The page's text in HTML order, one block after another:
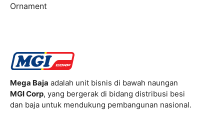
Ornament
Mega Baja adalah unit bisnis di bawah naungan
MGI Corp, yang bergerak di bidang distribusi besi
dan baja untuk mendukung pembangunan nasional.